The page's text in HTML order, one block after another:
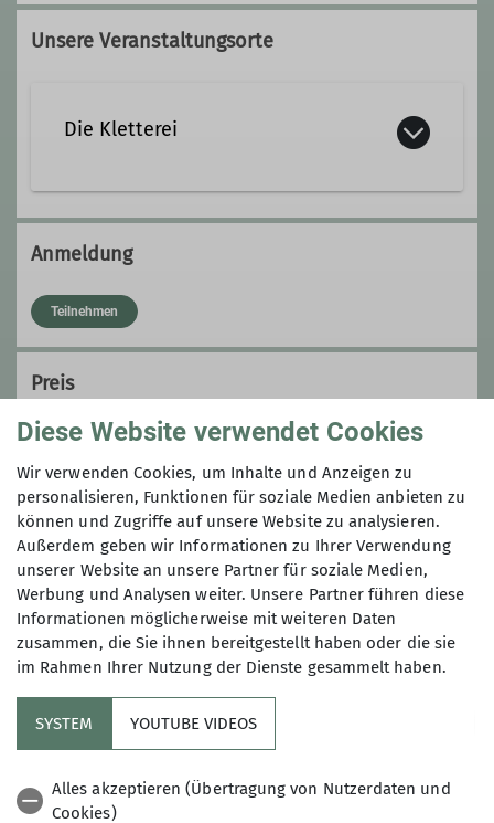
Unsere Veranstaltungsorte
Die Kletterei
Die Kletterei
Viktor-Frankl-Straße 5a
86916 Kaufering
Anmeldung
Teilnehmen
Preis
Teilnahmegebühr: € 60,– für Mitglieder der
DAV-Sektionen Landsberg und Kaufering, €
80,– alle Anderen,zzgl. Eintritt in die
Kletterhalle(20% Ermäßigung für Jugendliche
des DAV Landsberg und Kaufering) und Schuhe
(können in der Kletterei für €3,– geliehen
werden).
Diese Website verwendet Cookies
Wir verwenden Cookies, um Inhalte und Anzeigen zu
personalisieren, Funktionen für soziale Medien anbieten zu
können und Zugriffe auf unsere Website zu analysieren.
Außerdem geben wir Informationen zu Ihrer Verwendung
unserer Website an unsere Partner für soziale Medien,
Werbung und Analysen weiter. Unsere Partner führen diese
Informationen möglicherweise mit weiteren Daten
zusammen, die Sie ihnen bereitgestellt haben oder die sie
im Rahmen Ihrer Nutzung der Dienste gesammelt haben.
SYSTEM YOUTUBE VIDEOS
Alles akzeptieren (Übertragung von Nutzerdaten und
Cookies)